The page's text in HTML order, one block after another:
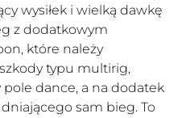
wysiłek i wielką dawkę
z dodatkowym
które należy
typu multirig,
dance, a na dodatek
sam bieg. To